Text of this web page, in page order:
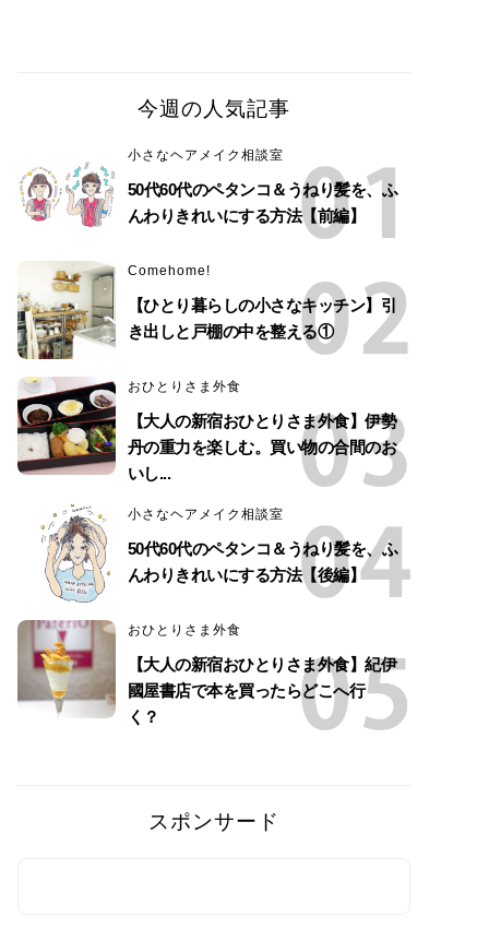
今週の人気記事
小さなヘアメイク相談室
50代60代のペタンコ＆うねり髪を、ふ
んわりきれいにする方法【前編】
Comehome!
【ひとり暮らしの小さなキッチン】引
き出しと戸棚の中を整える①
おひとりさま外食
【大人の新宿おひとりさま外食】伊勢
丹の重力を楽しむ。買い物の合間のお
いし...
小さなヘアメイク相談室
50代60代のペタンコ＆うねり髪を、ふ
んわりきれいにする方法【後編】
おひとりさま外食
【大人の新宿おひとりさま外食】紀伊
國屋書店で本を買ったらどこへ行
く？
スポンサード